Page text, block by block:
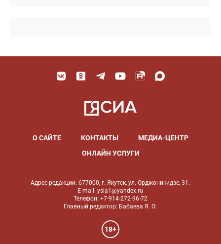
О САЙТЕ КОНТАКТЫ
МЕДИА-ЦЕНТР
ОНЛАЙН УСЛУГИ
Адрес редакции: 677000, г. Якутск, ул. Орджоникидзе, 31.
E-mail: ysia1@yandex.ru
Телефон: +7-914-272-96-72
Главный редактор: Бабаева Я. О.
18+